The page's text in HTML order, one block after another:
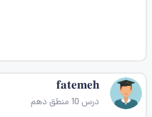
𝐟𝐚𝐭𝐞𝐦𝐞𝐡
درس 10 منطق دهم